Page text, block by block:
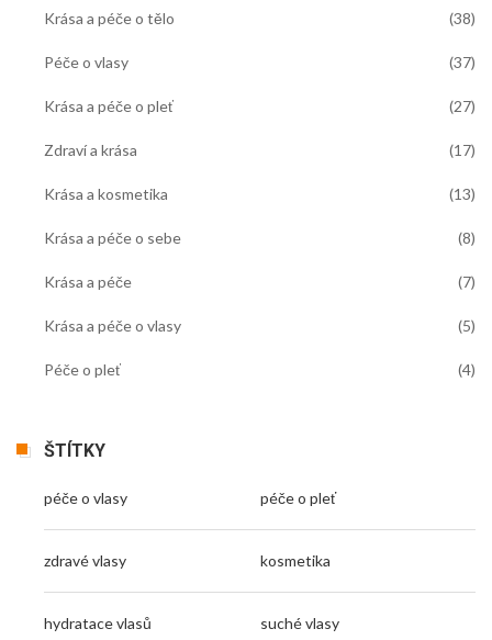
Krása a péče o tělo (38)
Péče o vlasy (37)
Krása a péče o pleť (27)
Zdraví a krása (17)
Krása a kosmetika (13)
Krása a péče o sebe (8)
Krása a péče (7)
Krása a péče o vlasy (5)
Péče o pleť (4)
ŠTÍTKY
péče o vlasy péče o pleť
zdravé vlasy kosmetika
hydratace vlasů suché vlasy